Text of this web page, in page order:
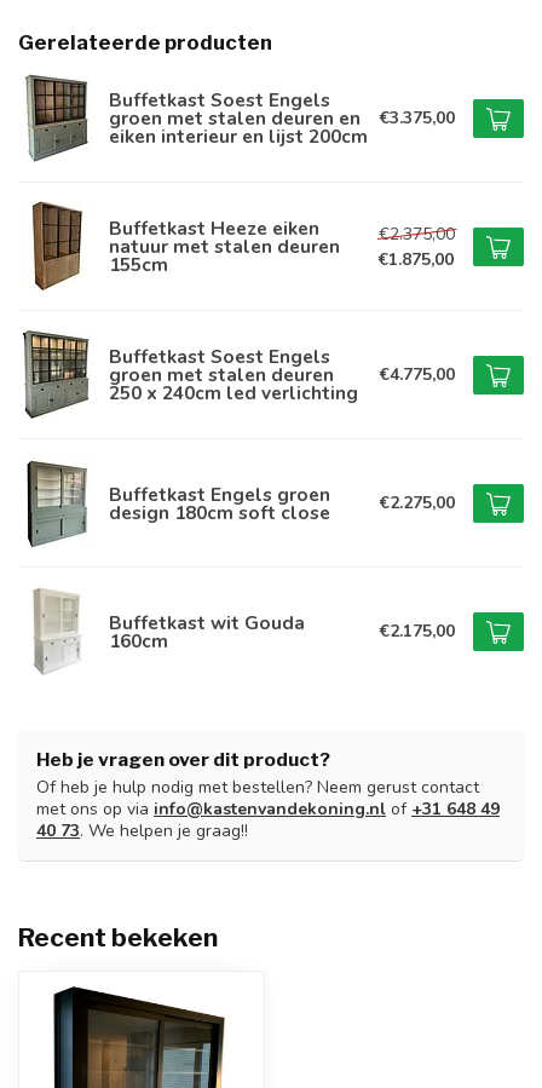
Gerelateerde producten
Buffetkast Soest Engels
groen met stalen deuren en
eiken interieur en lijst 200cm
€3.375,00
Buffetkast Heeze eiken
natuur met stalen deuren
155cm
€2.375,00
€1.875,00
Buffetkast Soest Engels
groen met stalen deuren
250 x 240cm led verlichting
€4.775,00
Buffetkast Engels groen
design 180cm soft close €2.275,00
Buffetkast wit Gouda
160cm €2.175,00
Heb je vragen over dit product?
Of heb je hulp nodig met bestellen? Neem gerust contact
met ons op via info@kastenvandekoning.nl of +31 648 49
40 73. We helpen je graag!!
Recent bekeken